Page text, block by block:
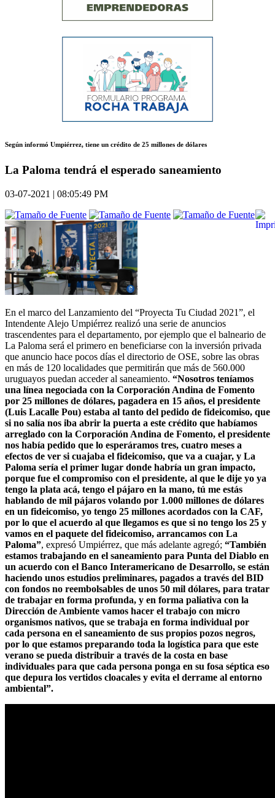
Según informó Umpiérrez, tiene un crédito de 25 millones de dólares
La Paloma tendrá el esperado saneamiento
03-07-2021 | 08:05:49 PM
En el marco del Lanzamiento del “Proyecta Tu Ciudad 2021”, el
Intendente Alejo Umpiérrez realizó una serie de anuncios
trascendentes para el departamento, por ejemplo que el balneario de
La Paloma será el primero en beneficiarse con la inversión privada
que anuncio hace pocos días el directorio de OSE, sobre las obras
en más de 120 localidades que permitirán que más de 560.000
uruguayos puedan acceder al saneamiento. “Nosotros teníamos
una línea negociada con la Corporación Andina de Fomento
por 25 millones de dólares, pagadera en 15 años, el presidente
(Luis Lacalle Pou) estaba al tanto del pedido de fideicomiso, que
si no salía nos iba abrir la puerta a este crédito que habíamos
arreglado con la Corporación Andina de Fomento, el presidente
nos había pedido que lo esperáramos tres, cuatro meses a
efectos de ver si cuajaba el fideicomiso, que va a cuajar, y La
Paloma sería el primer lugar donde habría un gran impacto,
porque fue el compromiso con el presidente, al que le dije yo ya
tengo la plata acá, tengo el pájaro en la mano, tú me estás
hablando de mil pájaros volando por 1.000 millones de dólares
en un fideicomiso, yo tengo 25 millones acordados con la CAF,
por lo que el acuerdo al que llegamos es que si no tengo los 25 y
vamos en el paquete del fideicomiso, arrancamos con La
Paloma”, expresó Umpiérrez, que más adelante agregó; “También
estamos trabajando en el saneamiento para Punta del Diablo en
un acuerdo con el Banco Interamericano de Desarrollo, se están
haciendo unos estudios preliminares, pagados a través del BID
con fondos no reembolsables de unos 50 mil dólares, para tratar
de trabajar en forma profunda, y en forma paliativa con la
Dirección de Ambiente vamos hacer el trabajo con micro
organismos nativos, que se trabaja en forma individual por
cada persona en el saneamiento de sus propios pozos negros,
por lo que estamos preparando toda la logística para que este
verano se pueda distribuir a través de la costa en base
individuales para que cada persona ponga en su fosa séptica eso
que depura los vertidos cloacales y evita el derrame al entorno
ambiental”.